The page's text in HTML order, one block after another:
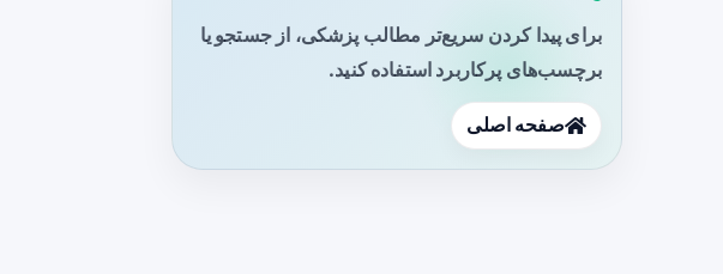
برای پیدا کردن سریع‌تر مطالب پزشکی، از جستجو یا
برچسب‌های پرکاربرد استفاده کنید.
صفحه اصلی